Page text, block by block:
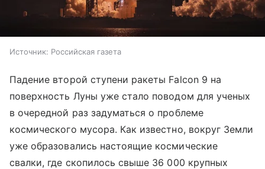
Источник: Российская газета
Падение второй ступени ракеты Falcon 9 на
поверхность Луны уже стало поводом для ученых
в очередной раз задуматься о проблеме
космического мусора. Как известно, вокруг Земли
уже образовались настоящие космические
свалки, где скопилось свыше 36 000 крупных